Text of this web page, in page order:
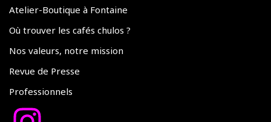
Atelier-Boutique à Fontaine
Où trouver les cafés chulos ?
Nos valeurs, notre mission
Revue de Presse
Professionnels